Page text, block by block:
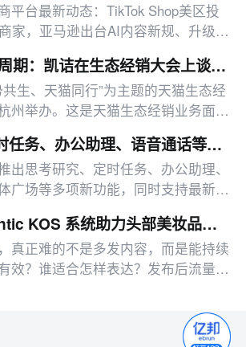
平台最新动态：TikTok Shop美区投
家，亚马逊出台AI内容新规、升级卖
天猫同行 穿越周期：凯诘在生态经销大会上谈AI时代的进化
生、天猫同行”为主题的天猫生态经
州举办。这是天猫生态经销业务面向
流。
千问：推出定时任务、办公助理、语音通话等多项新功能
出思考研究、定时任务、办公助理、
广场等多项新功能，同时支持最新旗
深演智能 Agentic KOS 系统助力头部美妆品牌 多智能体联动提升 300% 效果
真正难的不是多发内容，而是能持续
效？谁适合怎样表达？发布后流量应